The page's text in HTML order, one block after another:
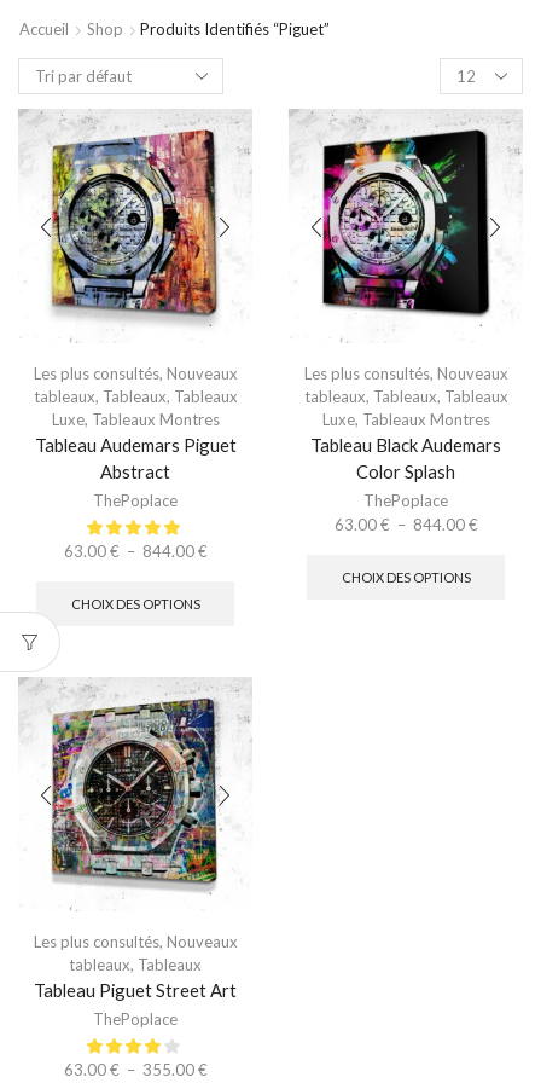
Accueil Shop Produits Identifiés “piguet”
Les plus consultés, Nouveaux
tableaux, Tableaux, Tableaux
Luxe, Tableaux Montres
Tableau Audemars Piguet
Abstract
ThePoplace
63.00€ – 844.00€
CHOIX DES OPTIONS
Les plus consultés, Nouveaux
tableaux, Tableaux, Tableaux
Luxe, Tableaux Montres
Tableau Black Audemars
Color Splash
ThePoplace
63.00€ – 844.00€
CHOIX DES OPTIONS
Les plus consultés, Nouveaux
tableaux, Tableaux
Tableau Piguet Street Art
ThePoplace
63.00€ – 355.00€